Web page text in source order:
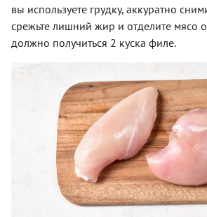
вы используете грудку, аккуратно
срежьте лишний жир и отделите мясо
должно получиться 2 куска филе.